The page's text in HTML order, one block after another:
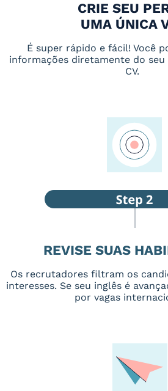
CRIE SEU
UMA ÚNICA
É super rápido e fácil! Você
informações diretamente do
CV.
REVISE SUAS
Os recrutadores filtram os
interesses. Se seu inglês é
por vagas